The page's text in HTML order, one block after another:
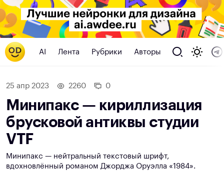
AI Лента Рубрики Авторы
25 апр 2023 2260 0
Минипакс — кириллизация
брусковой антиквы студии
VTF
Минипакс — нейтральный текстовый шрифт,
вдохновлённый романом Джорджа Оруэлла «1984».